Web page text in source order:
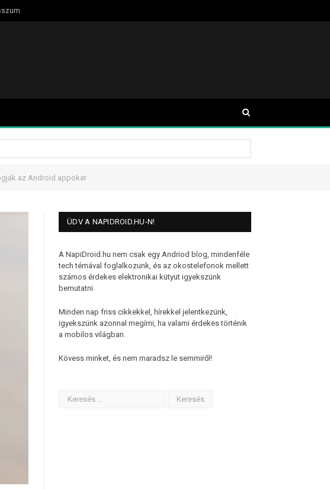
az Android appokat
ÜDV A NAPIDROID.HU-N!
A NapiDroid.hu nem csak egy Andriod blog, mindenféle
tech témával foglalkozunk, és az okostelefonok mellett
számos érdekes elektronikai kütyüt igyekszünk
bemutatni.
Minden nap friss cikkekkel, hírekkel jelentkezünk,
igyekszünk azonnal megírni, ha valami érdekes történik
a mobilos világban.
Kövess minket, és nem maradsz le semmiről!